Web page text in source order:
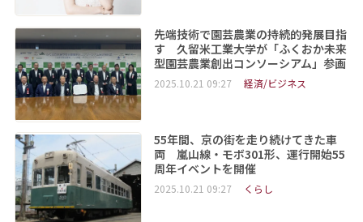
先端技術で園芸農業の持続的発展目指
す 久留米工業大学が「ふくおか未来
型園芸農業創出コンソーシアム」参画
2025.10.21 09:27 経済/ビジネス
55年間、京の街を走り続けてきた車
両 嵐山線・モボ301形、運行開始55
周年イベントを開催
2025.10.21 09:27 くらし